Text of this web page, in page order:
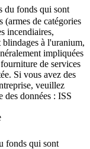
du fonds qui sont
(armes de catégories
incendiaires,
à l'uranium,
impliquées
de services
Si vous avez des
veuillez
des données : ISS
fonds qui sont